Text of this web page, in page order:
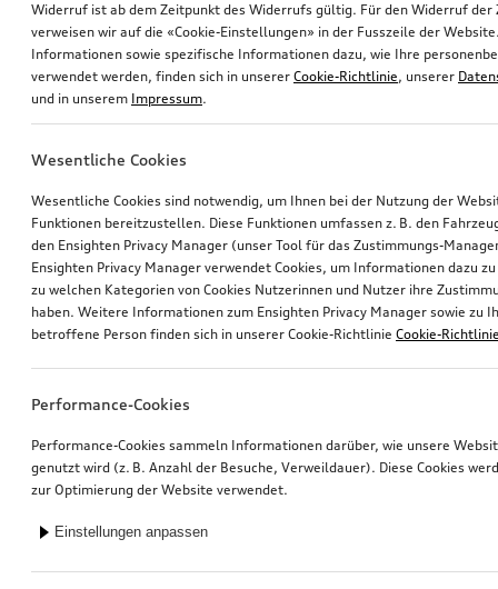
Widerruf ist ab dem Zeitpunkt des Widerrufs gültig. Für den Widerruf der
verweisen wir auf die «Cookie-Einstellungen» in der Fusszeile der
Informationen sowie spezifische Informationen dazu, wie Ihre
verwendet werden, finden sich in unserer Cookie-Richtlinie, unserer
und in unserem Impressum.
Wesentliche Cookies
Wesentliche Cookies sind notwendig, um Ihnen bei der Nutzung der
Funktionen bereitzustellen. Diese Funktionen umfassen z. B. den
den Ensighten Privacy Manager (unser Tool für das Zustimmungs-
Ensighten Privacy Manager verwendet Cookies, um Informationen dazu
zu welchen Kategorien von Cookies Nutzerinnen und Nutzer ihre
haben. Weitere Informationen zum Ensighten Privacy Manager sowie zu
betroffene Person finden sich in unserer Cookie-Richtlinie Cookie-
Performance-Cookies
Performance-Cookies sammeln Informationen darüber, wie unsere
genutzt wird (z. B. Anzahl der Besuche, Verweildauer). Diese Cookies
zur Optimierung der Website verwendet.
Einstellungen anpassen